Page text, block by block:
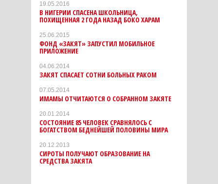
19.05.2016
В НИГЕРИИ СПАСЕНА ШКОЛЬНИЦА,
ПОХИЩЕННАЯ 2 ГОДА НАЗАД БОКО ХАРАМ
25.06.2015
ФОНД «ЗАКЯТ» ЗАПУСТИЛ МОБИЛЬНОЕ
ПРИЛОЖЕНИЕ
04.06.2014
ЗАКЯТ СПАСАЕТ СОТНИ БОЛЬНЫХ РАКОМ
07.05.2014
ИМАМЫ ОТЧИТАЮТСЯ О СОБРАННОМ ЗАКЯТЕ
20.01.2014
СОСТОЯНИЕ 85 ЧЕЛОВЕК СРАВНЯЛОСЬ С
БОГАТСТВОМ БЕДНЕЙШЕЙ ПОЛОВИНЫ МИРА
20.12.2013
СИРОТЫ ПОЛУЧАЮТ ОБРАЗОВАНИЕ НА
СРЕДСТВА ЗАКЯТА